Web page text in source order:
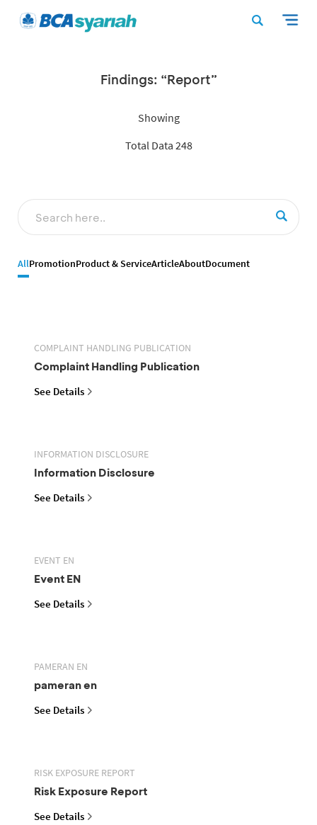
Findings: “Report”
Showing
Total Data 248
AllPromotionProduct & ServiceArticleAboutDocument
COMPLAINT HANDLING PUBLICATION
Complaint Handling Publication
See Details
INFORMATION DISCLOSURE
Information Disclosure
See Details
EVENT EN
Event EN
See Details
PAMERAN EN
pameran en
See Details
RISK EXPOSURE REPORT
Risk Exposure Report
See Details